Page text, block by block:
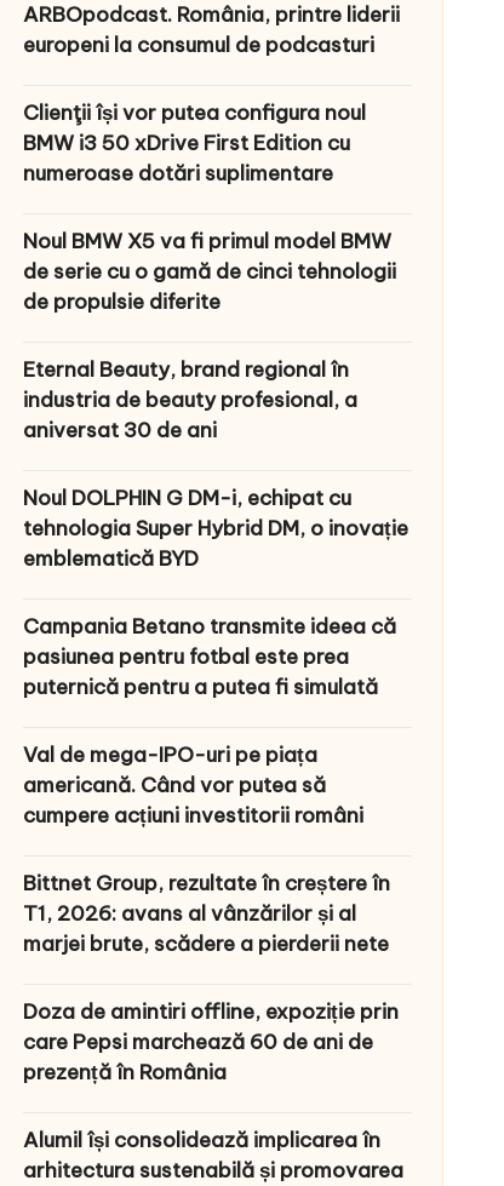
ARBOpodcast. România, printre liderii
europeni la consumul de podcasturi
Clienţii își vor putea configura noul
BMW i3 50 xDrive First Edition cu
numeroase dotări suplimentare
Noul BMW X5 va fi primul model BMW
de serie cu o gamă de cinci tehnologii
de propulsie diferite
Eternal Beauty, brand regional în
industria de beauty profesional, a
aniversat 30 de ani
Noul DOLPHIN G DM-i, echipat cu
tehnologia Super Hybrid DM, o inovație
emblematică BYD
Campania Betano transmite ideea că
pasiunea pentru fotbal este prea
puternică pentru a putea fi simulată
Val de mega-IPO-uri pe piața
americană. Când vor putea să
cumpere acțiuni investitorii români
Bittnet Group, rezultate în creștere în
T1, 2026: avans al vânzărilor și al
marjei brute, scădere a pierderii nete
Doza de amintiri offline, expoziție prin
care Pepsi marchează 60 de ani de
prezență în România
Alumil își consolidează implicarea în
arhitectura sustenabilă și promovarea